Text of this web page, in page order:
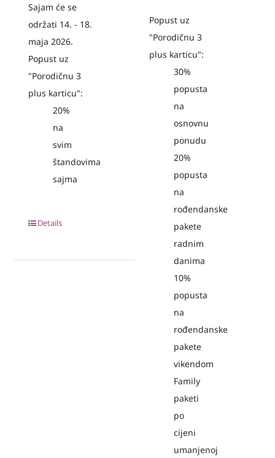
Sajam će se
održati 14. - 18.
maja 2026.
Popust uz
"Porodičnu 3
plus karticu":
20%
na
svim
štandovima
sajma
Details
Popust uz
"Porodičnu 3
plus karticu":
30%
popusta
na
osnovnu
ponudu
20%
popusta
na
rođendanske
pakete
radnim
danima
10%
popusta
na
rođendanske
pakete
vikendom
Family
paketi
po
cijeni
umanjenoj